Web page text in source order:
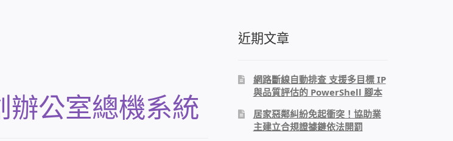
辦公室總機系統
近期文章
網路斷線自動排查 支援多目標 IP
與品質評估的 PowerShell 腳本
居家惡鄰糾紛免起衝突！協助業
主建立合規證據鏈依法開罰